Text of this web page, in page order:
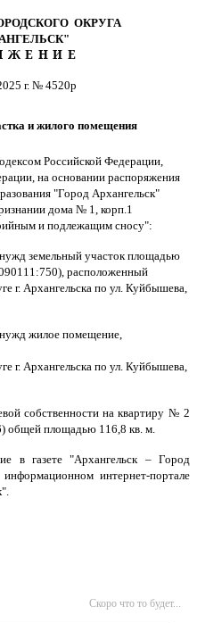
ОКРУГА
г. № 4520р
и жилого помещения
Российской Федерации,
на основании распоряжения
"Город Архангельск"
дома № 1, корп.1
и подлежащим сносу":
земельный участок площадью
расположенный
г. Архангельска по ул. Куйбышева,
жилое помещение,
г. Архангельска по ул. Куйбышева,
собственности на квартиру № 2
общей площадью 116,8 кв. м.
в газете "Архангельск – Город
интернет-портале
Скоро что то будет...